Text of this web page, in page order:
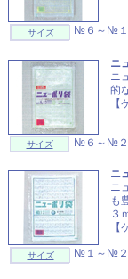
サイズ №６～№
ニ
ニ
的
【
サイズ №６～№
ニ
ニ
も
３
サイズ №１～№